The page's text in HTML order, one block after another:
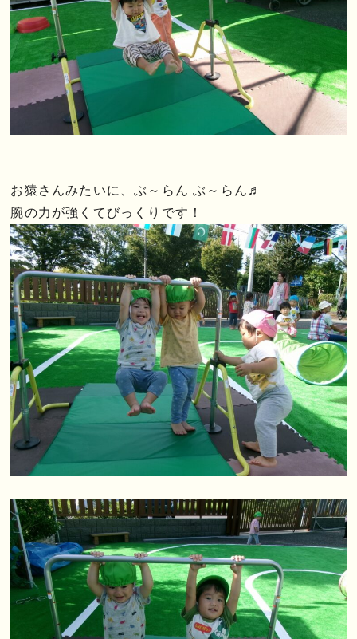
お猿さんみたいに、ぶ～らん ぶ～らん♬
腕の力が強くてびっくりです！